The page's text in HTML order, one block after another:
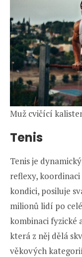
Muž cvičící
Tenis
Tenis je
reflexy,
kondici, posiluje
milionů lidí po
kombinaci
která z něj dělá
věkových